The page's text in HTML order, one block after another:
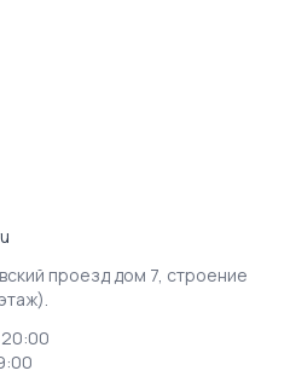
проезд дом 7, строение
20:00